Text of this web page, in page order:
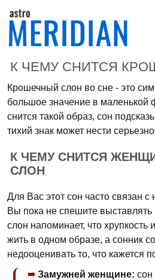
К ЧЕМУ СНИТСЯ
Крошечный слон во сне - это
большое значение в
снится такой образ, сон
тихий знак может нести
К ЧЕМУ СНИТСЯ
СЛОН
Для Вас этот сон часто связан
Вы пока не спешите
слон напоминает, что хрупкость
жить в одном образе, а сонник
недооценивать то, что кажется
Замужней женщине: сон